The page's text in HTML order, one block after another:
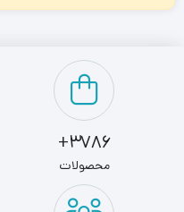
3786+
محصولات